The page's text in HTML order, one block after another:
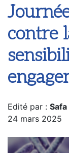
contre
Edité par :
24 mars 2025